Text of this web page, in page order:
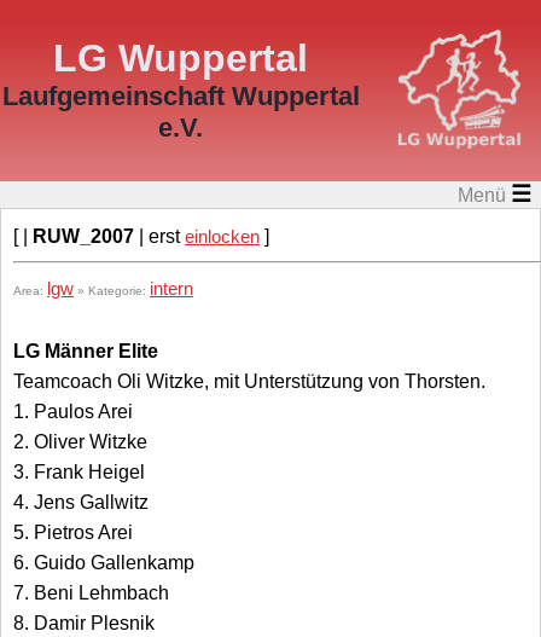
LG Wuppertal
Laufgemeinschaft Wuppertal
e.V.
Menü ☰
[ | RUW_2007 | ersteinlocken ]
Area: lgw » Kategorie: intern
LG Männer Elite
Teamcoach Oli Witzke, mit Unterstützung von Thorsten.
1. Paulos Arei
2. Oliver Witzke
3. Frank Heigel
4. Jens Gallwitz
5. Pietros Arei
6. Guido Gallenkamp
7. Beni Lehmbach
8. Damir Plesnik